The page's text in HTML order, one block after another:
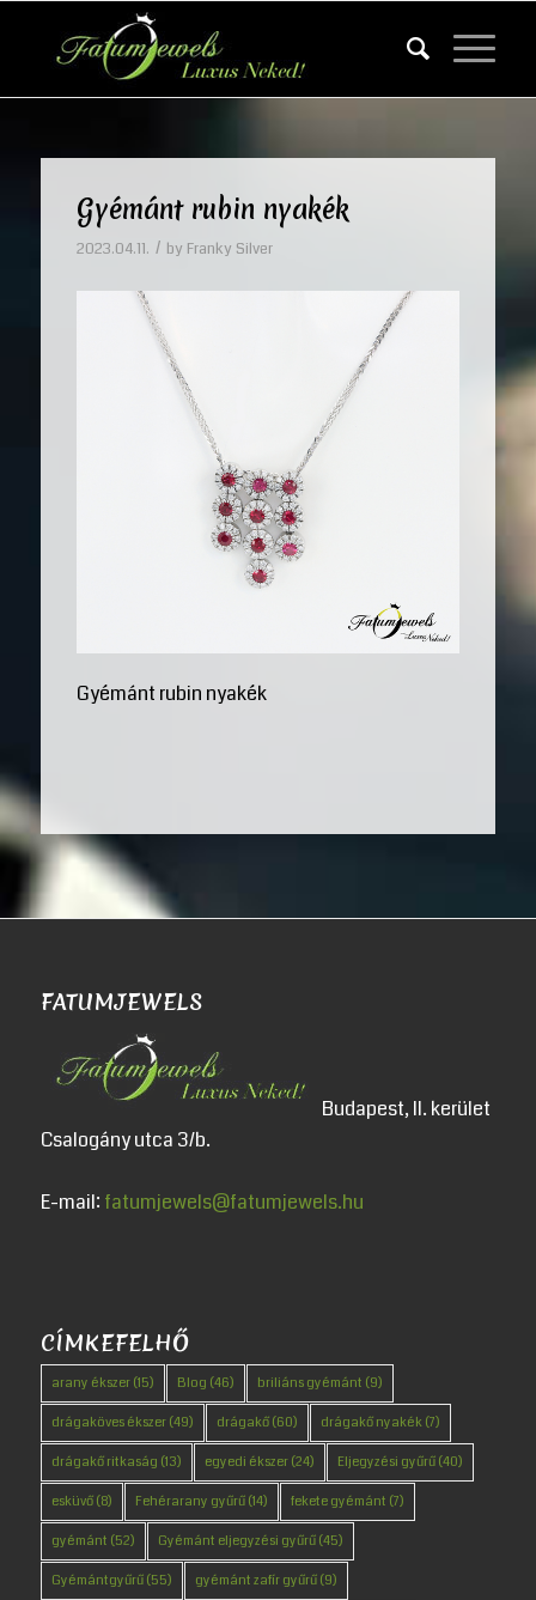
Gyémánt rubin nyakék
2023.04.11. / by Franky Silver
Gyémánt rubin nyakék
FATUMJEWELS
Budapest, II. kerület
Csalogány utca 3/b.
E-mail: fatumjewels@fatumjewels.hu
CÍMKEFELHŐ
arany ékszer(15) Blog (46) briliáns gyémánt (9)
drágaköves ékszer(49) drágakő(60) drágakő nyakék(7)
drágakő ritkaság (13) egyedi ékszer(24) Eljegyzési gyűrű(40)
esküvő(8) Fehérarany gyűrű(14) fekete gyémánt (7)
gyémánt (52) Gyémánt eljegyzési gyűrű(45)
Gyémántgyűrű(55) gyémánt zafír gyűrű(9)